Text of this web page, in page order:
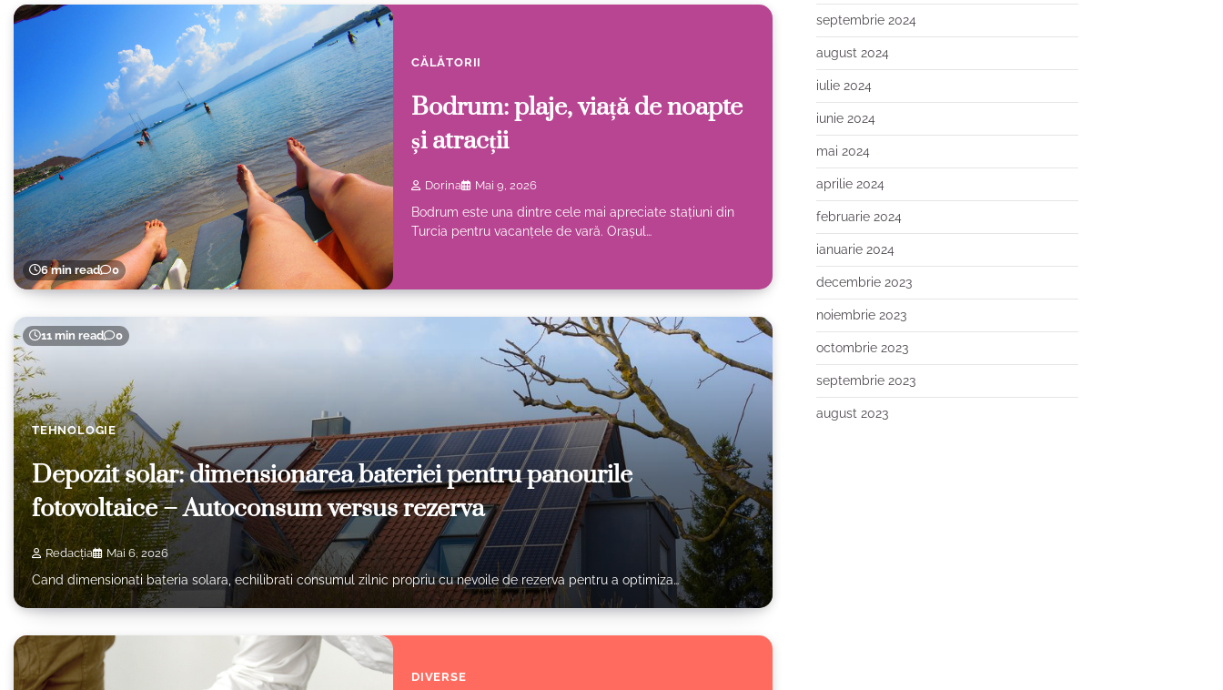
6 min read 0
CĂLĂTORII
Bodrum: plaje, viață de noapte
și atracții
Dorina Mai 9, 2026
Bodrum este una dintre cele mai apreciate stațiuni din
Turcia pentru vacanțele de vară. Orașul…
11 min read 0
TEHNOLOGIE
Depozit solar: dimensionarea bateriei pentru panourile
fotovoltaice – Autoconsum versus rezerva
Redacția Mai 6, 2026
Cand dimensionati bateria solara, echilibrati consumul zilnic propriu cu nevoile de rezerva pentru a optimiza…
DIVERSE
septembrie 2024
august 2024
iulie 2024
iunie 2024
mai 2024
aprilie 2024
februarie 2024
ianuarie 2024
decembrie 2023
noiembrie 2023
octombrie 2023
septembrie 2023
august 2023